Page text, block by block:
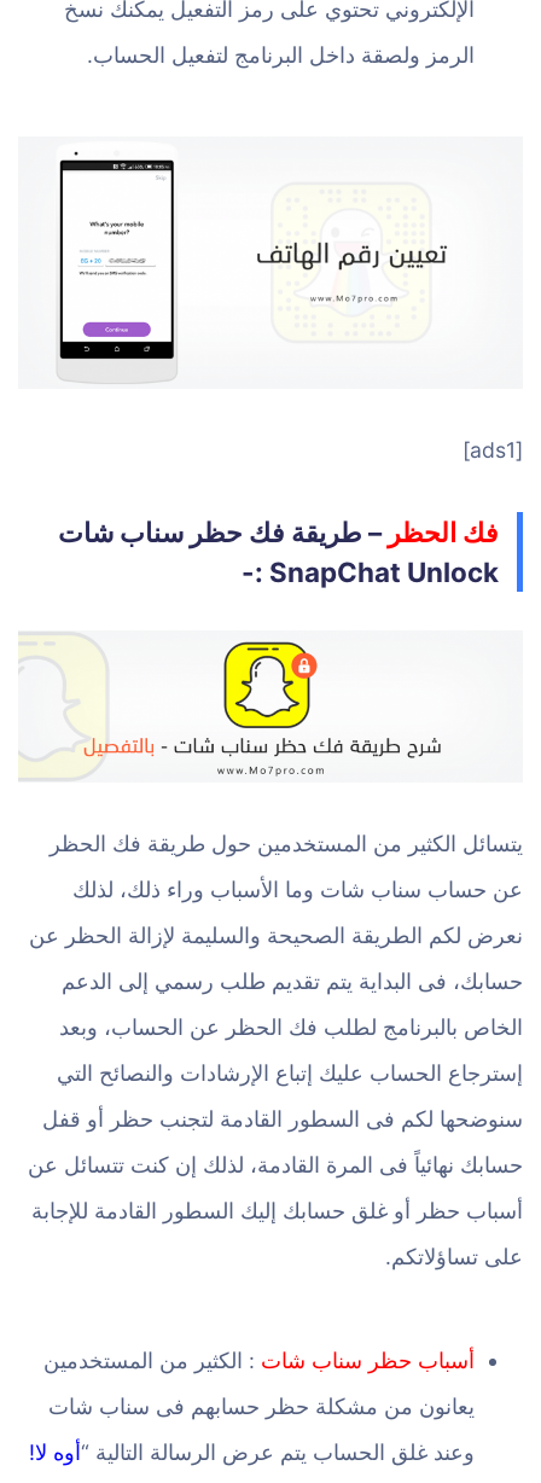
الإلكتروني تحتوي على رمز التفعيل يمكنك نسخ
الرمز ولصقة داخل البرنامج لتفعيل الحساب.
[ads1]
فك الحظر – طريقة فك حظر سناب شات
SnapChat Unlock :-
يتسائل الكثير من المستخدمين حول طريقة فك الحظر
عن حساب سناب شات وما الأسباب وراء ذلك، لذلك
نعرض لكم الطريقة الصحيحة والسليمة لإزالة الحظر عن
حسابك، فى البداية يتم تقديم طلب رسمي إلى الدعم
الخاص بالبرنامج لطلب فك الحظر عن الحساب، وبعد
إسترجاع الحساب عليك إتباع الإرشادات والنصائح التي
سنوضحها لكم فى السطور القادمة لتجنب حظر أو قفل
حسابك نهائياً فى المرة القادمة، لذلك إن كنت تتسائل عن
أسباب حظر أو غلق حسابك إليك السطور القادمة للإجابة
على تساؤلاتكم.
أسباب حظر سناب شات : الكثير من المستخدمين
يعانون من مشكلة حظر حسابهم فى سناب شات
وعند غلق الحساب يتم عرض الرسالة التالية “أوه لا!